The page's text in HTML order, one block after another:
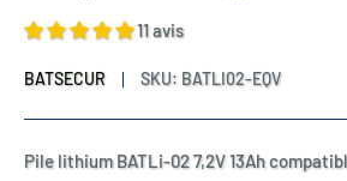
11 avis
BATSECUR SKU: BATLI02-EQV
Pile lithium BATLi-02 7,2V 13Ah